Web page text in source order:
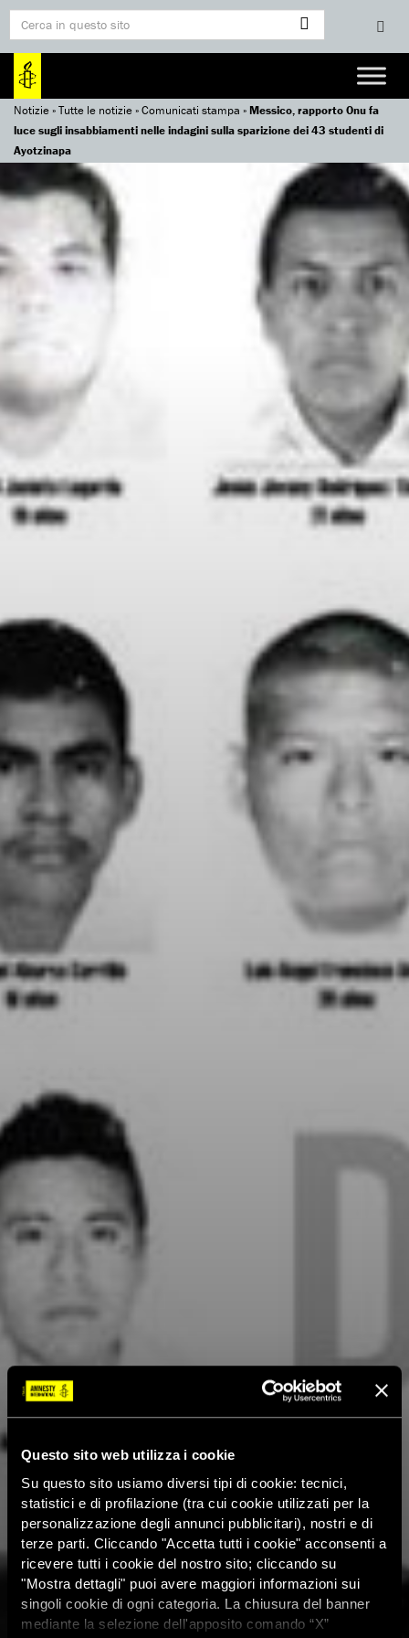
Questo sito web utilizza i cookie
Su questo sito usiamo diversi tipi di cookie: tecnici,
statistici e di profilazione (tra cui cookie utilizzati per la
personalizzazione degli annunci pubblicitari), nostri e di
terze parti. Cliccando "Accetta tutti i cookie" acconsenti a
ricevere tutti i cookie del nostro sito; cliccando su
"Mostra dettagli" puoi avere maggiori informazioni sui
singoli cookie di ogni categoria. La chiusura del banner
mediante la selezione dell'apposito comando “X”
Notizie»Tutte le notizie»Comunicati stampa »Messico, rapporto Onu fa
luce sugli insabbiamenti nelle indagini sulla sparizione dei 43 studenti di
Ayotzinapa